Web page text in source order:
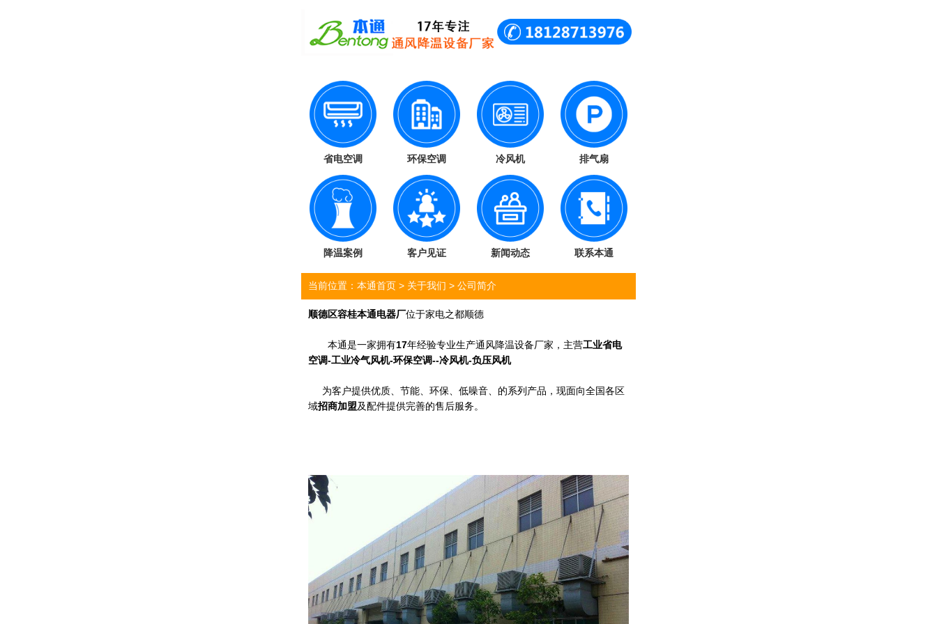
省电空调 环保空调 冷风机 排气扇
降温案例 客户见证 新闻动态 联系本通
当前位置： 本通首页 > 关于我们 > 公司简介
顺德区容桂本通电器厂位于家电之都顺德
本通是一家拥有17年经验专业生产通风降温设备厂家，主营工业省电
空调-工业冷气风机-环保空调--冷风机-负压风机
为客户提供优质、节能、环保、低噪音、的系列产品， 现面向全国各区
域招商加盟及配件提供完善的售后服务。